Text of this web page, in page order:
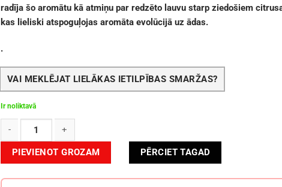
radīja šo aromātu kā atmiņu par redzēto lauvu starp ziedošiem
kas lieliski atspoguļojas aromāta evolūcijā uz ādas.
.
VAI MEKLĒJAT LIELĀKAS IETILPĪBAS SMARŽAS?
Ir noliktavā
Maison Crivelli Neroli Nasimba Eau de Parfum 100 ml daudzums
PIEVIENOT GROZAM PĒRCIET TAGAD